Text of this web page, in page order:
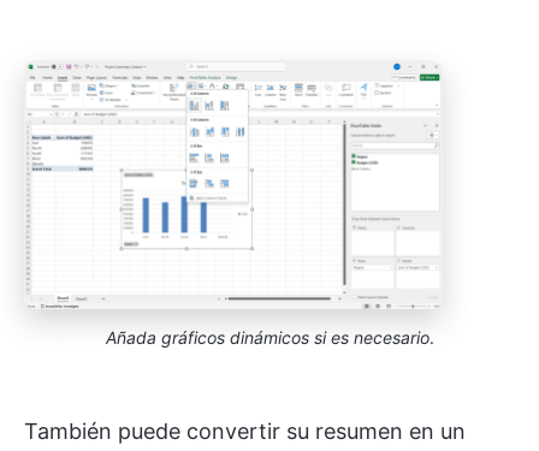
Añada gráficos dinámicos si es necesario.
También puede convertir su resumen en un